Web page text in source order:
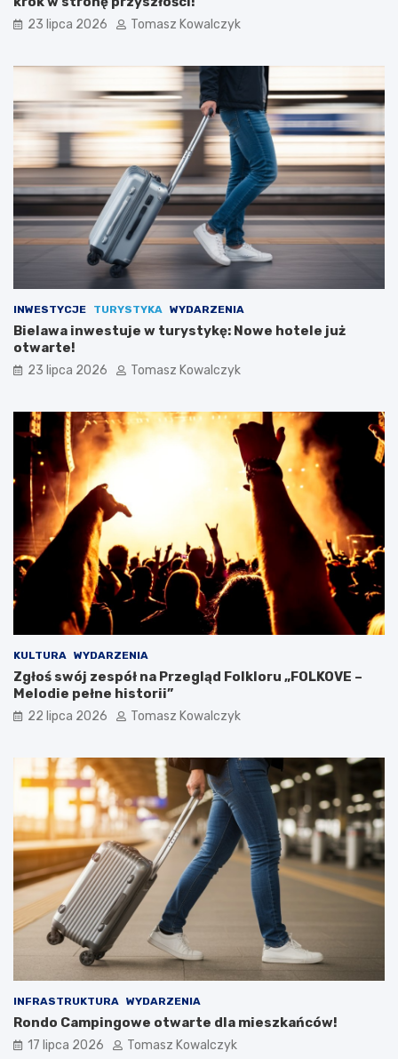
23 lipca 2026 Tomasz Kowalczyk
INWESTYCJE TURYSTYKA WYDARZENIA
Bielawa inwestuje w turystykę: Nowe hotele już
otwarte!
23 lipca 2026 Tomasz Kowalczyk
KULTURA WYDARZENIA
Zgłoś swój zespół na Przegląd Folkloru „FOLKOVE –
Melodie pełne historii”
22 lipca 2026 Tomasz Kowalczyk
INFRASTRUKTURA WYDARZENIA
Rondo Campingowe otwarte dla mieszkańców!
17 lipca 2026 Tomasz Kowalczyk